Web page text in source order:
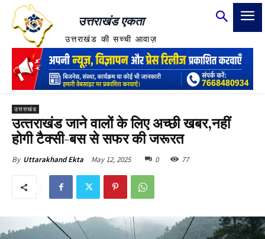
उत्तराखंड एकता
उत्तराखंड की सच्ची आवाज़
उत्तराखंड
उत्‍तराखंड जाने वालों के लिए अच्‍छी खबर,नहीं
होगी टैक्‍सी-बस से सफर की जरूरत
By Uttarakhand Ekta May 12, 2025 0 77